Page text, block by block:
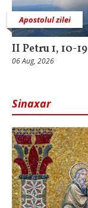
Apostolul zilei
II Petru 1, 10-19
06 Aug, 2026
Sinaxar